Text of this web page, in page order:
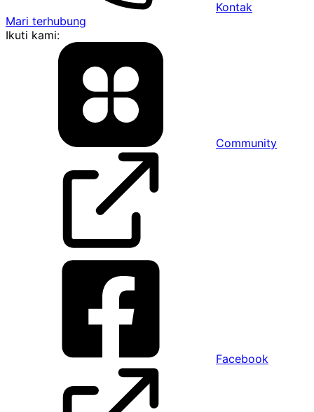
Kontak
Mari terhubung
Ikuti kami:
Community
Facebook